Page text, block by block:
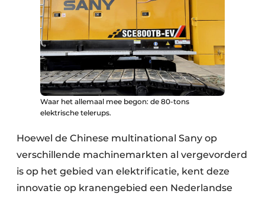
Waar het allemaal mee begon: de 80-tons
elektrische telerups.
Hoewel de Chinese multinational Sany op
verschillende machinemarkten al vergevorderd
is op het gebied van elektrificatie, kent deze
innovatie op kranengebied een Nederlandse